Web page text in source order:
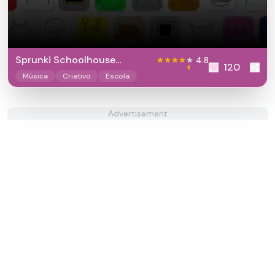
Sprunki Schoolhouse
Trouble Babies 3.0
4.8
Música Criativo Escola
120
Advertisement